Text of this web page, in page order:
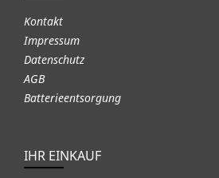
Kontakt
Impressum
Datenschutz
AGB
Batterieentsorgung
IHR EINKAUF